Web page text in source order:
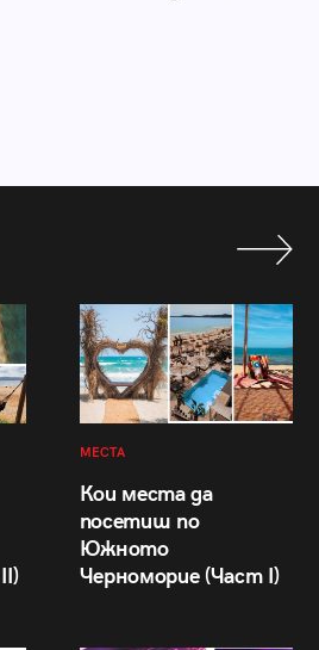
МЕСТА
Кои места да
посетиш по
Южното
Черноморие (Част I)